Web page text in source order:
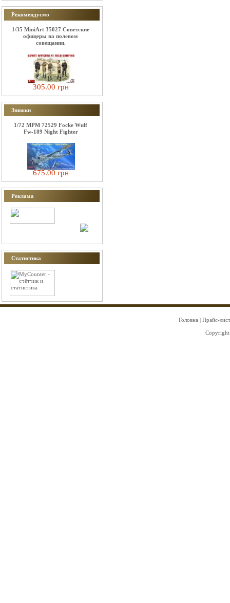
Рекомендуємо
1/35 MiniArt 35027 Советские
офицеры на полевом
совещании.
305.00 грн
Знижки
1/72 MPM 72529 Focke Wulf
Fw-189 Night Fighter
675.00 грн
Реклама
Статистика
Головна | Прайс-лист